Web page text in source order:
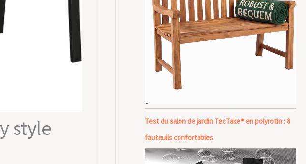
style
Test du salon de jardin TecTake® en polyrotin : 8
fauteuils confortables